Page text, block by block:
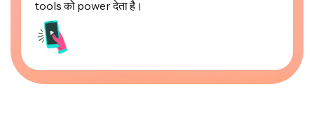
tools को power देता है।